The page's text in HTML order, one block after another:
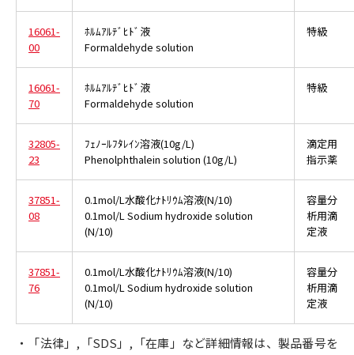
16061-
00
ﾎﾙﾑｱﾙﾃﾞﾋﾄﾞ液
Formaldehyde solution
特級
16061-
70
ﾎﾙﾑｱﾙﾃﾞﾋﾄﾞ液
Formaldehyde solution
特級
32805-
23
ﾌｪﾉｰﾙﾌﾀﾚｲﾝ溶液(10g/L)
Phenolphthalein solution (10g/L)
滴定用
指示薬
37851-
08
0.1mol/L水酸化ﾅﾄﾘｳﾑ溶液(N/10)
0.1mol/L Sodium hydroxide solution
(N/10)
容量分
析用滴
定液
37851-
76
0.1mol/L水酸化ﾅﾄﾘｳﾑ溶液(N/10)
0.1mol/L Sodium hydroxide solution
(N/10)
容量分
析用滴
定液
・「法律」,「SDS」,「在庫」など詳細情報は、製品番号を